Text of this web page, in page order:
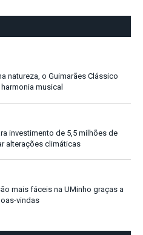
natureza, o Guimarães Clássico
musical
investimento de 5,5 milhões de
alterações climáticas
mais fáceis na UMinho graças a
vindas